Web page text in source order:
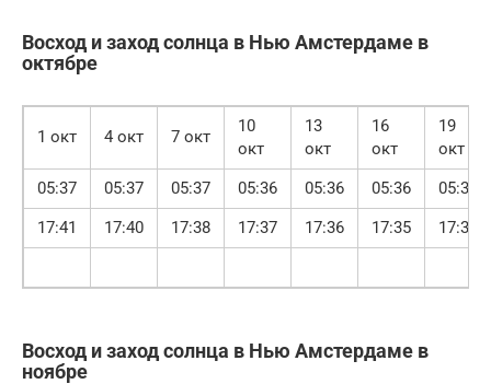
Восход и заход солнца в Нью Амстердаме в
октябре
1 окт 4 окт 7 окт
10
окт
13
окт
16
окт
19
окт
05:37
05:37 05:37 05:36 05:36 05:36
05:36
17:41
17:40 17:38 17:37 17:36 17:35 17:33
Восход и заход солнца в Нью Амстердаме в
ноябре